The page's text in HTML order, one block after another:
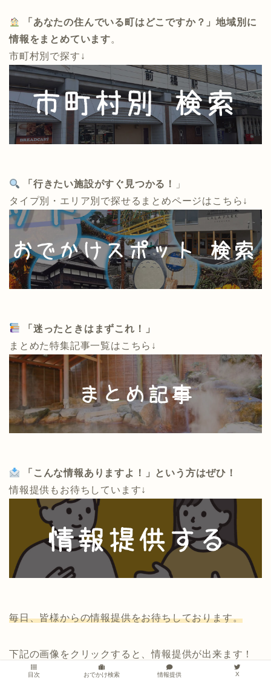
「あなたの住んでいる町はどこですか？」地域別に
情報をまとめています。
市町村別で探す↓
「行きたい施設がすぐ見つかる！
」
タイプ別・エリア別で探せるまとめページはこちら↓
「迷ったときはまずこれ！」
まとめた特集記事一覧はこちら↓
「こんな情報ありますよ！」という方はぜひ！
情報提供もお待ちしています↓
毎日、皆様からの情報提供をお待ちしております。
下記の画像をクリックすると、情報提供が出来ます！
目次 おでかけ検索 情報提供 X